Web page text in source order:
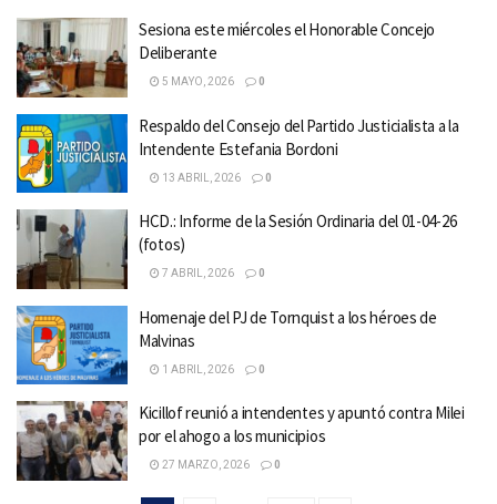
Sesiona este miércoles el Honorable Concejo
Deliberante
5 MAYO, 2026 0
Respaldo del Consejo del Partido Justicialista a la
Intendente Estefania Bordoni
13 ABRIL, 2026 0
HCD.: Informe de la Sesión Ordinaria del 01-04-26
(fotos)
7 ABRIL, 2026 0
Homenaje del PJ de Tornquist a los héroes de
Malvinas
1 ABRIL, 2026 0
Kicillof reunió a intendentes y apuntó contra Milei
por el ahogo a los municipios
27 MARZO, 2026 0